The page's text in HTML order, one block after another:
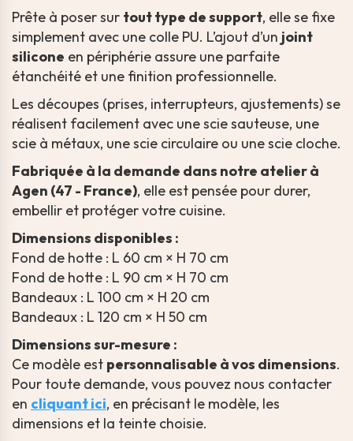
Prête à poser sur tout type de support, elle se fixe
simplement avec une colle PU. L’ajout d’un joint
silicone en périphérie assure une parfaite
étanchéité et une finition professionnelle.
Les découpes (prises, interrupteurs, ajustements) se
réalisent facilement avec une scie sauteuse, une
scie à métaux, une scie circulaire ou une scie cloche.
Fabriquée à la demande dans notre atelier à
Agen (47 - France), elle est pensée pour durer,
embellir et protéger votre cuisine.
Dimensions disponibles :
Fond de hotte : L 60 cm × H 70 cm
Fond de hotte : L 90 cm × H 70 cm
Bandeaux : L 100 cm × H 20 cm
Bandeaux : L 120 cm × H 50 cm
Dimensions sur-mesure :
Ce modèle est personnalisable à vos dimensions.
Pour toute demande, vous pouvez nous contacter
en cliquant ici, en précisant le modèle, les
dimensions et la teinte choisie.